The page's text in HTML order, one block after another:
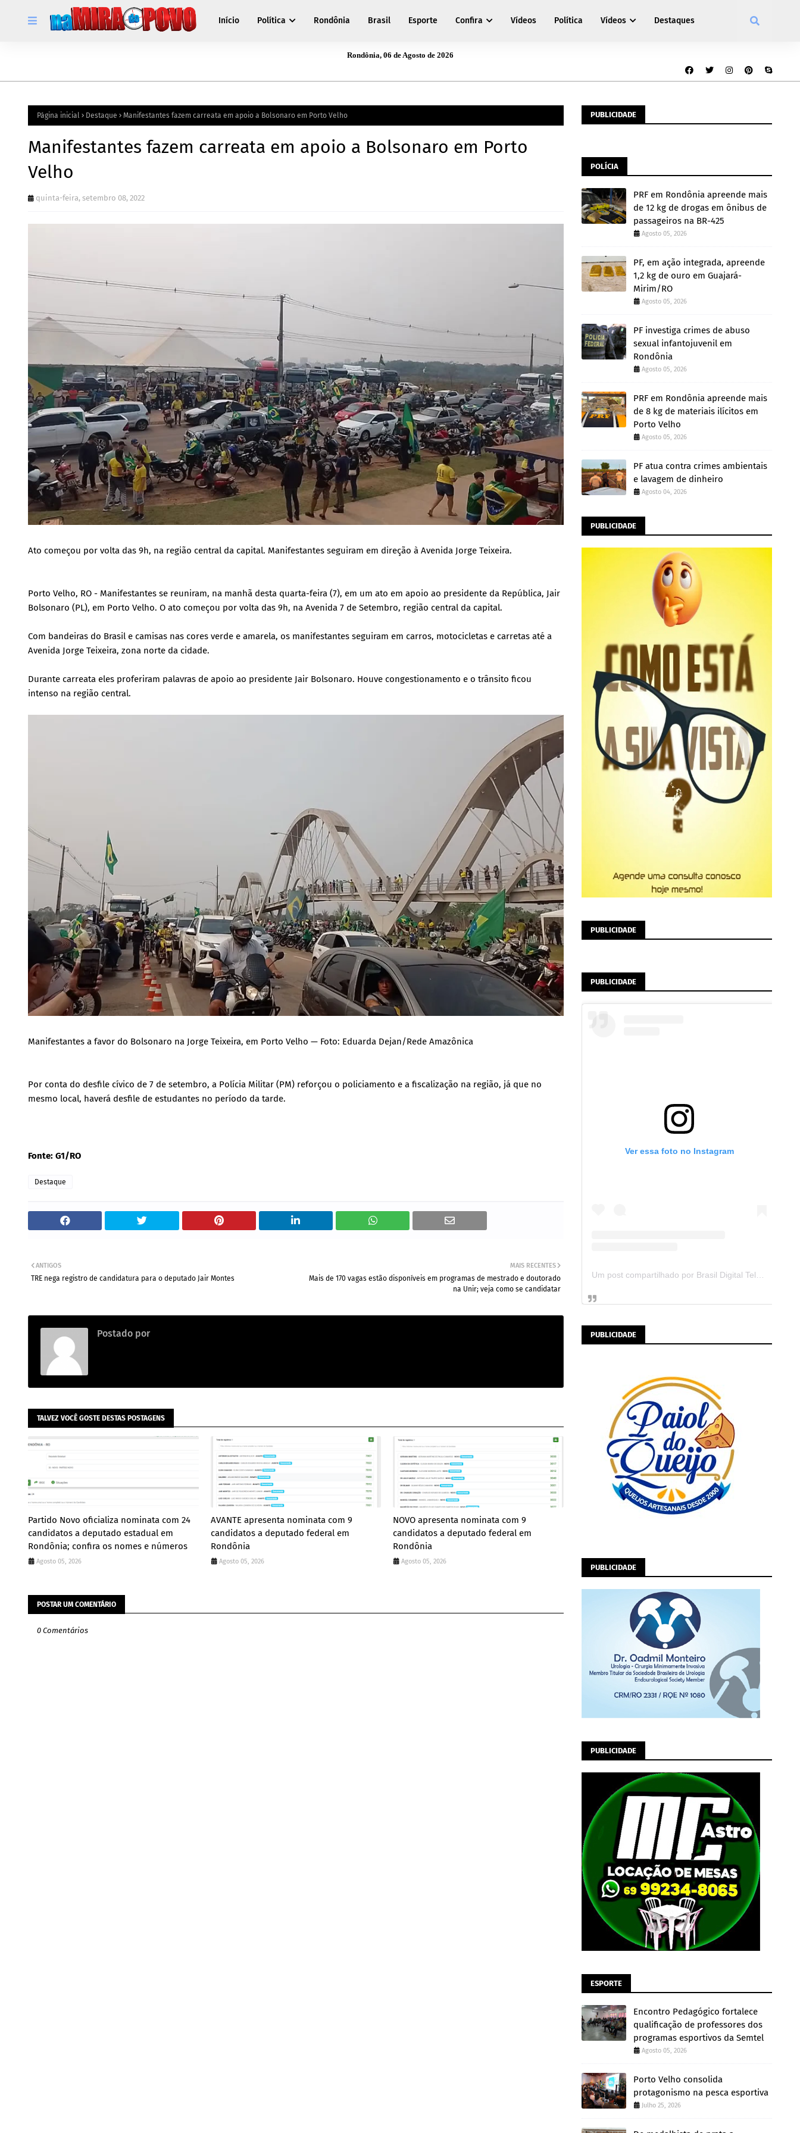
Início Política Rondônia Brasil Esporte Confira Vídeos Política Vídeos Destaques
Rondônia, 06 de Agosto de 2026
Página inicial Destaque Manifestantes fazem carreata em apoio a Bolsonaro em Porto Velho
Manifestantes fazem carreata em apoio a Bolsonaro em Porto
Velho
quinta-feira, setembro 08, 2022
Ato começou por volta das 9h, na região central da capital. Manifestantes seguiram em direção à Avenida Jorge Teixeira.
Porto Velho, RO - Manifestantes se reuniram, na manhã desta quarta-feira (7), em um ato em apoio ao presidente da República, Jair
Bolsonaro (PL), em Porto Velho. O ato começou por volta das 9h, na Avenida 7 de Setembro, região central da capital.
Com bandeiras do Brasil e camisas nas cores verde e amarela, os manifestantes seguiram em carros, motocicletas e carretas até a
Avenida Jorge Teixeira, zona norte da cidade.
Durante carreata eles proferiram palavras de apoio ao presidente Jair Bolsonaro. Houve congestionamento e o trânsito ficou
intenso na região central.
Manifestantes a favor do Bolsonaro na Jorge Teixeira, em Porto Velho — Foto: Eduarda Dejan/Rede Amazônica
Por conta do desfile cívico de 7 de setembro, a Polícia Militar (PM) reforçou o policiamento e a fiscalização na região, já que no
mesmo local, haverá desfile de estudantes no período da tarde.
Fonte: G1/RO
Destaque
MAIS RECENTES
Mais de 170 vagas estão disponíveis em programas de mestrado e doutorado
na Unir; veja como se candidatar
ANTIGOS
TRE nega registro de candidatura para o deputado Jair Montes
Postado por
TALVEZ VOCÊ GOSTE DESTAS POSTAGENS
Partido Novo oficializa nominata com 24
candidatos a deputado estadual em
Rondônia; confira os nomes e números
Agosto 05, 2026
AVANTE apresenta nominata com 9
candidatos a deputado federal em
Rondônia
Agosto 05, 2026
NOVO apresenta nominata com 9
candidatos a deputado federal em
Rondônia
Agosto 05, 2026
POSTAR UM COMENTÁRIO
0 Comentários
PUBLICIDADE
POLÍCIA
PRF em Rondônia apreende mais
de 12 kg de drogas em ônibus de
passageiros na BR-425
Agosto 05, 2026
PF, em ação integrada, apreende
1,2 kg de ouro em Guajará-
Mirim/RO
Agosto 05, 2026
PF investiga crimes de abuso
sexual infantojuvenil em
Rondônia
Agosto 05, 2026
PRF em Rondônia apreende mais
de 8 kg de materiais ilícitos em
Porto Velho
Agosto 05, 2026
PF atua contra crimes ambientais
e lavagem de dinheiro
Agosto 04, 2026
PUBLICIDADE
PUBLICIDADE
PUBLICIDADE
Ver essa foto no Instagram
PUBLICIDADE
PUBLICIDADE
PUBLICIDADE
ESPORTE
Encontro Pedagógico fortalece
qualificação de professores dos
programas esportivos da Semtel
Agosto 05, 2026
Porto Velho consolida
protagonismo na pesca esportiva
Julho 25, 2026